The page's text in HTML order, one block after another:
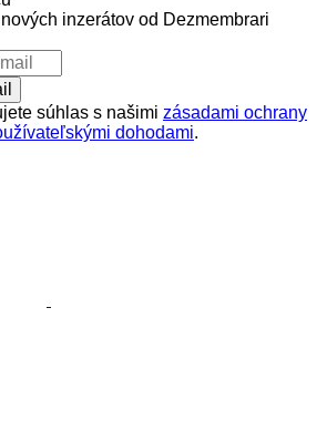
inzerátov od Dezmembrari
súhlas s našimi zásadami ochrany
dohodami.